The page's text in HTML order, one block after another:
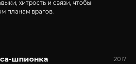
хитрость и связи, чтобы
планам врагов.
шпионка 2017